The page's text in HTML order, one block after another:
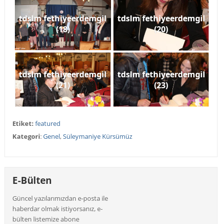
tdslm fethiyeerdemgil
(18)
tdslm fethiyeerdemgil
(20)
tdslm fethiyeerdemgil
(21)
tdslm fethiyeerdemgil
(23)
Etiket: featured
Kategori:Genel,Süleymaniye Kürsümüz
E-Bülten
Güncel yazılarımızdan e-posta ile
haberdar olmak istiyorsanız, e-
bülten listemize abone